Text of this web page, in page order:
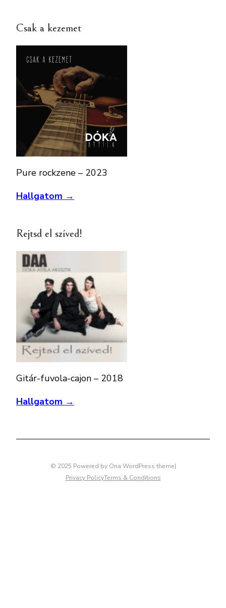
Csak a kezemet
Pure rockzene – 2023
Hallgatom →
Rejtsd el szíved!
Gitár-fuvola-cajon – 2018
Hallgatom →
© 2025 Powered by Ona WordPress theme|
Privacy PolicyTerms & Conditions